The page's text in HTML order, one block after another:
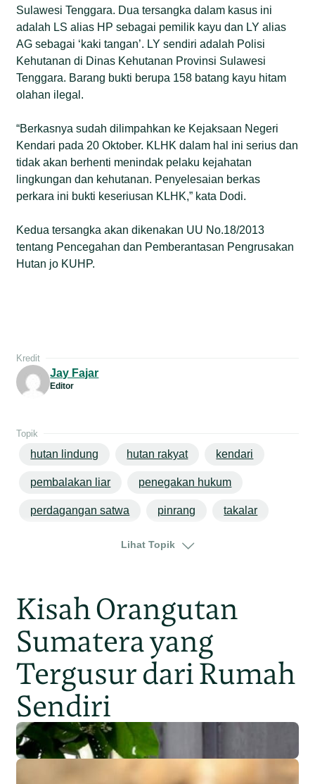
Sulawesi Tenggara. Dua tersangka dalam kasus ini
adalah LS alias HP sebagai pemilik kayu dan LY alias
AG sebagai ‘kaki tangan’. LY sendiri adalah Polisi
Kehutanan di Dinas Kehutanan Provinsi Sulawesi
Tenggara. Barang bukti berupa 158 batang kayu hitam
olahan ilegal.
“Berkasnya sudah dilimpahkan ke Kejaksaan Negeri
Kendari pada 20 Oktober. KLHK dalam hal ini serius dan
tidak akan berhenti menindak pelaku kejahatan
lingkungan dan kehutanan. Penyelesaian berkas
perkara ini bukti keseriusan KLHK,” kata Dodi.
Kedua tersangka akan dikenakan UU No.18/2013
tentang Pencegahan dan Pemberantasan Pengrusakan
Hutan jo KUHP.
Kredit
Jay Fajar
Editor
Topik
hutan lindung hutan rakyat kendari
pembalakan liar penegakan hukum
perdagangan satwa pinrang takalar
sulawesi
Lihat Topik
Kisah Orangutan
Sumatera yang
Tergusur dari Rumah
Sendiri